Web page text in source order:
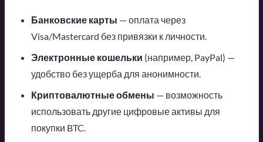
Банковские карты — оплата через
Visa/Mastercard без привязки к личности.
Электронные кошельки (например, PayPal) —
удобство без ущерба для анонимности.
Криптовалютные обмены — возможность
использовать другие цифровые активы для
покупки BTC.